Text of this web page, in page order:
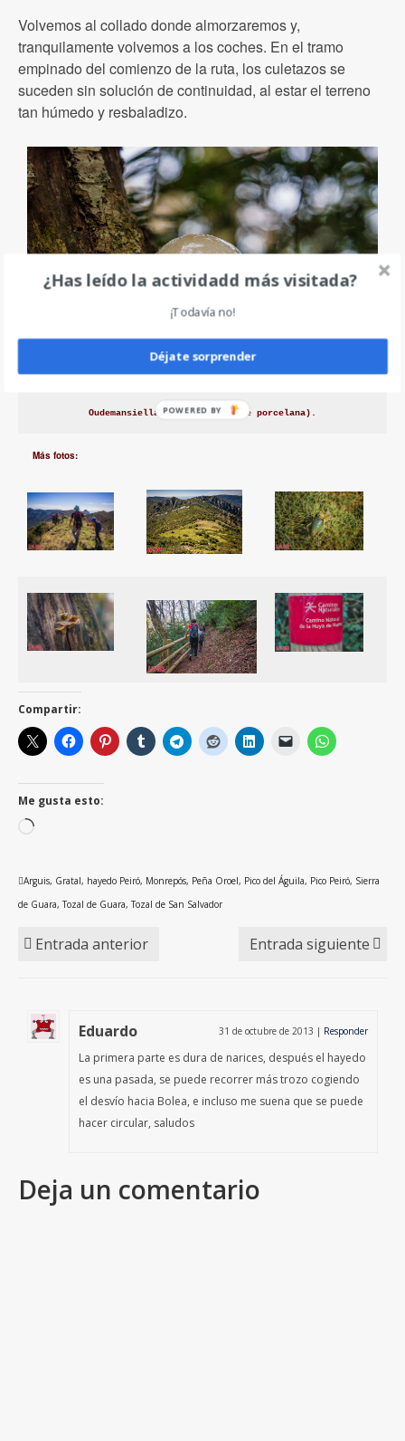
Volvemos al collado donde almorzaremos y,
tranquilamente volvemos a los coches. En el tramo
empinado del comienzo de la ruta, los culetazos se
suceden sin solución de continuidad, al estar el terreno
tan húmedo y resbaladizo.
Oudemansiella mucida (setas de porcelana).
Más fotos:
Compartir:
Me gusta esto:
Cargando...
Arguis, Gratal, hayedo Peiró, Monrepós, Peña Oroel, Pico del Águila, Pico Peiró, Sierra
de Guara,Tozal de Guara,Tozal de San Salvador
Entrada anterior Entrada siguiente
Eduardo 31 de octubre de 2013 | Responder
La primera parte es dura de narices, después el hayedo
es una pasada, se puede recorrer más trozo cogiendo
el desvío hacia Bolea, e incluso me suena que se puede
hacer circular, saludos
Deja un comentario
¿Has leído la actividadd más visitada?
¡Todavía no!
Déjate sorprender